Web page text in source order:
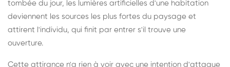
tombée du jour, les lumières artificielles d'une habitation
deviennent les sources les plus fortes du paysage et
attirent l'individu, qui finit par entrer s'il trouve une
ouverture.
Cette attirance n'a rien à voir avec une intention d'attaque